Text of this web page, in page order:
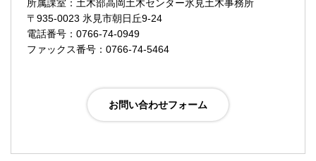
所属課室：土木部高岡土木センター氷見土木事務所
〒935-0023 氷見市朝日丘9-24
電話番号：0766-74-0949
ファックス番号：0766-74-5464